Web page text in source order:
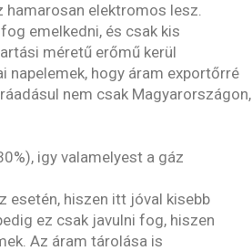
elektromos lesz.
emelkedni, és csak kis
méretű erőmű kerül
napelemek, hogy áram exportőrré
nem csak Magyarországon,
igy valamelyest a gáz
esetén, hiszen itt jóval kisebb
ez csak javulni fog, hiszen
Az áram tárolása is